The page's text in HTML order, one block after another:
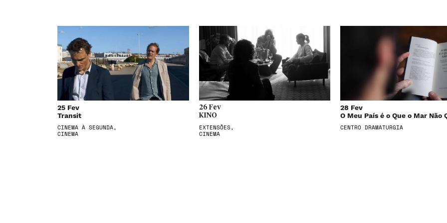
25 Fev
Transit
CINEMA À SEGUNDA,
CINEMA
26 Fev
KINO
EXTENSÕES,
CINEMA
28 Fev
O Meu País é o Que o Mar Não
CENTRO DRAMATURGIA